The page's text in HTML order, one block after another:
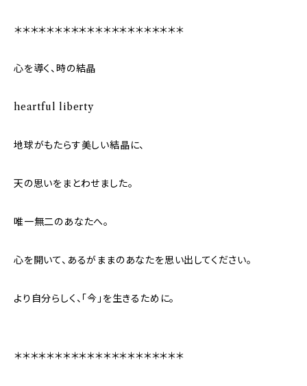
＊＊＊＊＊＊＊＊＊＊＊＊＊＊＊＊＊＊＊＊＊
心を導く、時の結晶
heartful liberty
地球がもたらす美しい結晶に、
天の思いをまとわせました。
唯一無二のあなたへ。
心を開いて、あるがままのあなたを思い出してください。
より自分らしく、「今」を生きるために。
＊＊＊＊＊＊＊＊＊＊＊＊＊＊＊＊＊＊＊＊＊